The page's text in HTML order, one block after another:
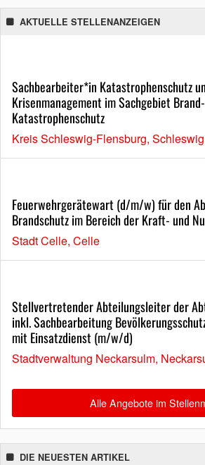
AKTUELLE STELLENANZEIGEN
Sachbearbeiter*in Katastrophenschutz
Krisenmanagement im Sachgebiet
Katastrophenschutz
Kreis Schleswig-Flensburg, Schleswig
Feuerwehrgerätewart (d/m/w) für den
Brandschutz im Bereich der Kraft- und
Stadt Celle, Celle
Stellvertretender Abteilungsleiter der
inkl. Sachbearbeitung
mit Einsatzdienst (m/w/d)
Stadtverwaltung Neckarsulm,
Alle Angebote im
DIE NEUESTEN ARTIKEL